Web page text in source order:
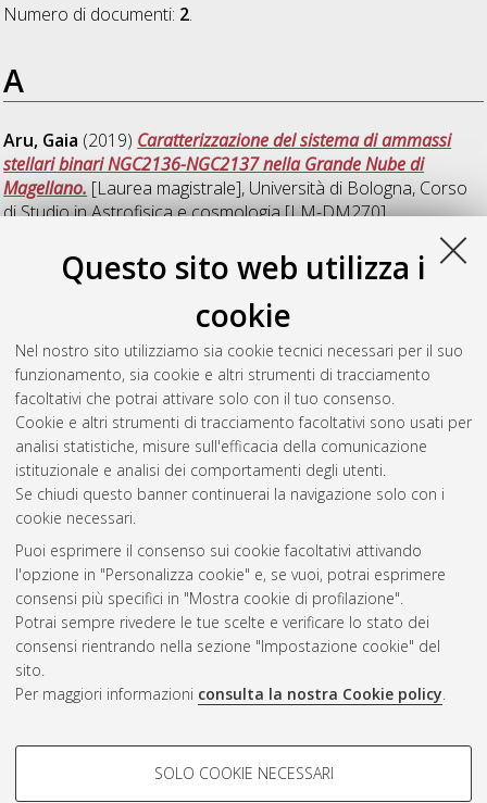
Questo sito web utilizza i
cookie
Nel nostro sito utilizziamo sia cookie tecnici necessari per il suo
funzionamento, sia cookie e altri strumenti di tracciamento
facoltativi che potrai attivare solo con il tuo consenso.
Cookie e altri strumenti di tracciamento facoltativi sono usati per
analisi statistiche, misure sull'efficacia della comunicazione
istituzionale e analisi dei comportamenti degli utenti.
Se chiudi questo banner continuerai la navigazione solo con i
cookie necessari.
Puoi esprimere il consenso sui cookie facoltativi attivando
l'opzione in "Personalizza cookie" e, se vuoi, potrai esprimere
consensi più specifici in "Mostra cookie di profilazione".
Potrai sempre rivedere le tue scelte e verificare lo stato dei
consensi rientrando nella sezione "Impostazione cookie" del
sito.
Per maggiori informazioni consulta la nostra Cookie policy.
COOKIE DI PROFILAZIONE -
SOLO COOKIE NECESSARI
Numero di documenti: 2.
A
Aru, Gaia (2019) Caratterizzazione del sistema di ammassi
stellari binari NGC2136-NGC2137 nella Grande Nube di
Magellano. [Laurea magistrale], Università di Bologna, Corso
di Studio inAstrofisica e cosmologia [LM-DM270]
stellari nella Grande Nube di Magellano con osservazioni HST.
[Laurea magistrale], Università di Bologna, Corso di Studio in
Astrofisica e cosmologia [LM-DM270], Documento ad
accesso riservato.
Questa lista e' stata generata ilFri Aug 7 22:01:23 2026 CEST
Atom
Rss 1.0
Rss 2.0
AMS Laurea
Impostazioni Cookie
Informativa sulla privacy